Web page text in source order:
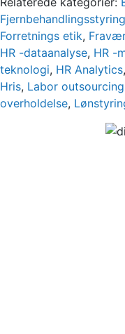
Fjernbehandlingsstyring
Forretnings etik,
HR -dataanalyse, HR -
teknologi, HR Analytics,
Hris, Labor outsourcing
overholdelse,